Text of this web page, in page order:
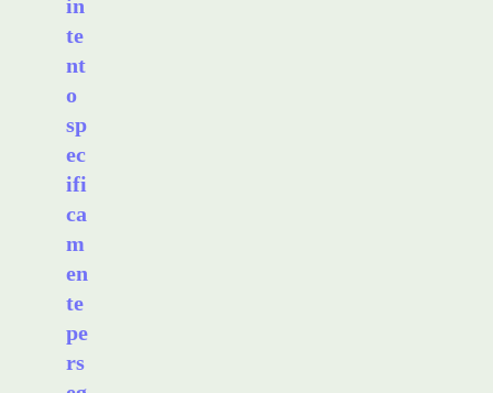
in
te
nt
o
sp
ec
ifi
ca
m
en
te
pe
rs